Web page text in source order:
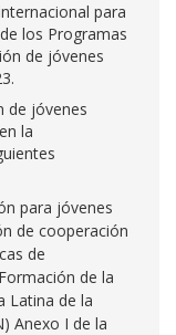
para
los Programas
de jóvenes
de jóvenes
la
para jóvenes
de cooperación
de
de la
Latina de la
Anexo I de la